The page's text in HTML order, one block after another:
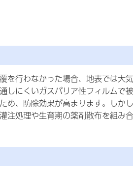
を行わなかった場合、地表では大
しにくいガスバリア性フィルムで
め、防除効果が高まります。しか
注処理や生育期の薬剤散布を組み